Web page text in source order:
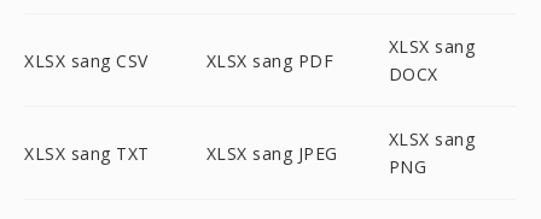
XLSX sang CSV XLSX sang PDF
XLSX sang
DOCX
XLSX sang TXT XLSX sang JPEG
XLSX sang
PNG